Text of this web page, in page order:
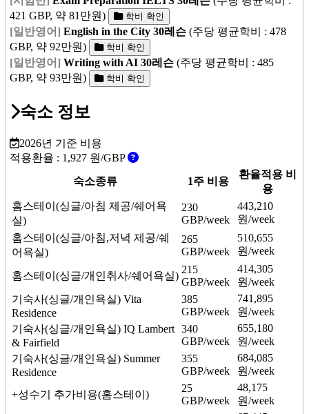
421 GBP, 약 81만원)
학비 확인
[일반영어] English in the City 30레슨 (주당 평균학비 : 478
GBP, 약 92만원)
학비 확인
[일반영어] Writing with AI 30레슨 (주당 평균학비 : 485
GBP, 약 93만원)
학비 확인
숙소 정보
2026년 기준 비용
적용환율 : 1,927 원/GBP
숙소종류
1주 비용
환율적용 비
용
홈스테이(싱글/아침 제공/쉐어욕
실)
230
GBP/week
443,210
원/week
홈스테이(싱글/아침,저녁 제공/쉐
어욕실)
265
GBP/week
510,655
원/week
홈스테이(싱글/개인취사/쉐어욕실)
215
GBP/week
414,305
원/week
기숙사(싱글/개인욕실) Vita
Residence
385
GBP/week
741,895
원/week
기숙사(싱글/개인욕실) IQ Lambert
& Fairfield
340
GBP/week
655,180
원/week
기숙사(싱글/개인욕실) Summer
Residence
355
GBP/week
684,085
원/week
+성수기 추가비용(홈스테이)
25
GBP/week
48,175
원/week